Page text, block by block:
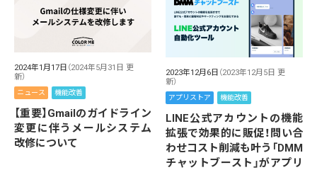
2024年1月17日 （2024年5月31日 更
新）
ニュース 機能改善
【重要】Gmailのガイドライン
変更に伴うメールシステム
改修について
2023年12月6日 （2023年12月5日 更
新）
アプリストア 機能改善
LINE公式アカウントの機能
拡張で効果的に販促！問い合
わせコスト削減も叶う「DMM
チャットブースト」がアプリ